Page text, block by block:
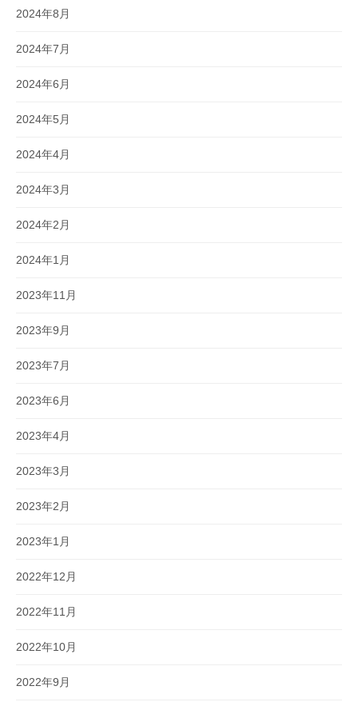
2024年8月
2024年7月
2024年6月
2024年5月
2024年4月
2024年3月
2024年2月
2024年1月
2023年11月
2023年9月
2023年7月
2023年6月
2023年4月
2023年3月
2023年2月
2023年1月
2022年12月
2022年11月
2022年10月
2022年9月